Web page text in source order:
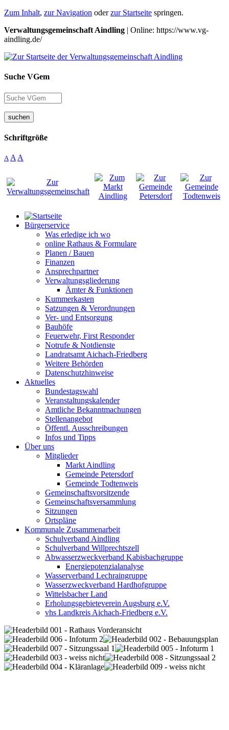
Zum Inhalt, zur Navigation oderzur Startseite springen.
Verwaltungsgemeinschaft Aindling | Online: https://www.vg-
aindling.de/
Suche VGem
suchen
Schriftgröße
A A A
Bürgerservice
Was erledige ich wo
online Rathaus & Formulare
Planen / Bauen
Finanzen
Ansprechpartner
Verwaltungsgliederung
Ämter & Funktionen
Kummerkasten
Satzungen & Verordnungen
Ver- und Entsorgung
Bauhöfe
Feuerwehr, First Responder
Notrufe & Notdienste
Landratsamt Aichach-Friedberg
Weitere Behörden
Datenschutzhinweise
Aktuelles
Bundestagswahl
Veranstaltungskalender
Amtliche Bekanntmachungen
Stellenangebot
Öffentl. Ausschreibungen
Infos und Tipps
Über uns
Mitglieder
Markt Aindling
Gemeinde Petersdorf
Gemeinde Todtenweis
Gemeinschaftsvorsitzende
Gemeinschaftsversammlung
Sitzungen
Ortspläne
Kommunale Zusammenarbeit
Schulverband Aindling
Schulverband Willprechtszell
Abwasserzweckverband Kabisbachgruppe
Energiepotenzialanalyse
Wasserverband Lechraingruppe
Wasserzweckverband Hardhofgruppe
Wittelsbacher Land
Erholungsgebieteverein Augsburg e.V.
vhs Landkreis Aichach-Friedberg e.V.